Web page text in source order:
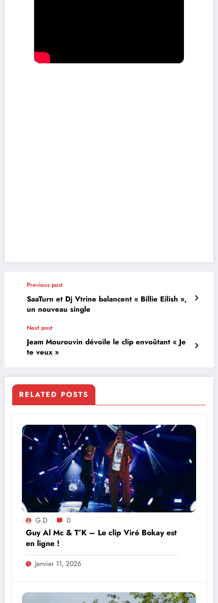
Previous post
SaaTurn et Dj Vtrine balancent « Billie Eilish »,
un nouveau single
Next post
Jeam Mourouvin dévoile le clip envoûtant « Je
te veux »
RELATED POSTS
G.D 0
Guy Al Mc & T’K – Le clip Viré Bokay est
en ligne !
Janvier 11, 2026